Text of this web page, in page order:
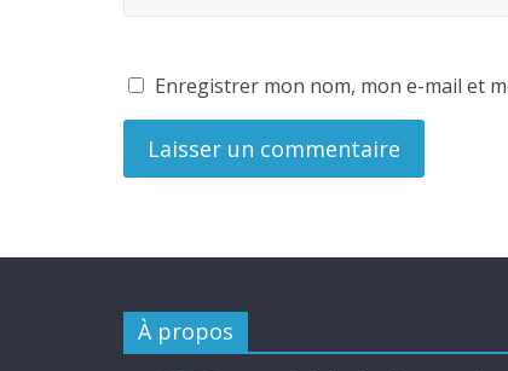
Enregistrer mon nom, mon e-mail et
À propos